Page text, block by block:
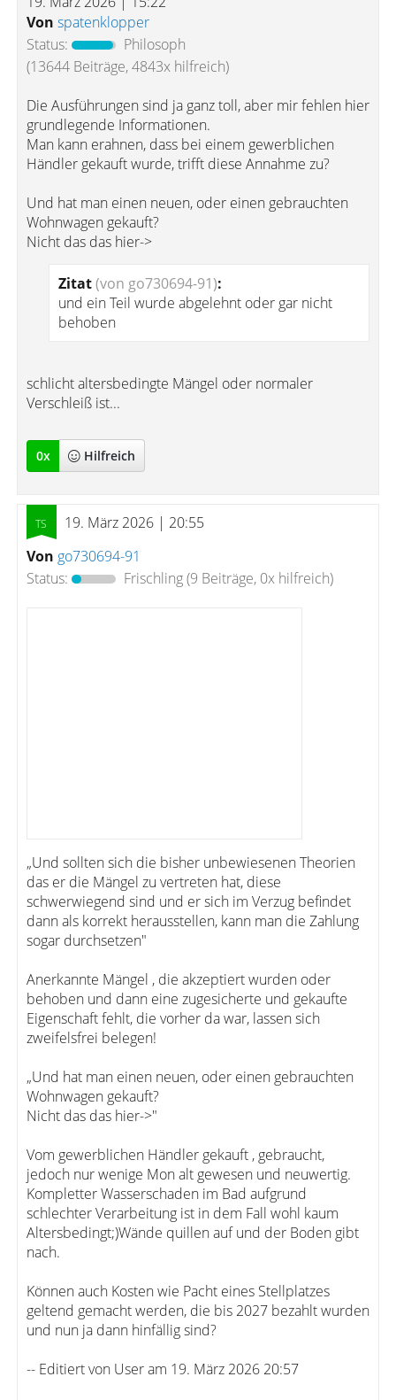
Von spatenklopper
Status:
Philosoph
(13644 Beiträge, 4843x hilfreich)
Die Ausführungen sind ja ganz toll, aber mir fehlen hier
grundlegende Informationen.
Man kann erahnen, dass bei einem gewerblichen
Händler gekauft wurde, trifft diese Annahme zu?
Und hat man einen neuen, oder einen gebrauchten
Wohnwagen gekauft?
Nicht das das hier->
Zitat(von go730694-91):
und ein Teil wurde abgelehnt oder gar nicht
behoben
schlicht altersbedingte Mängel oder normaler
Verschleiß ist...
0x Hilfreich
19. März 2026 | 20:55
Von go730694-91
Status:
Frischling(9 Beiträge, 0x hilfreich)
„Und sollten sich die bisher unbewiesenen Theorien
das er die Mängel zu vertreten hat, diese
schwerwiegend sind und er sich im Verzug befindet
dann als korrekt herausstellen, kann man die Zahlung
sogar durchsetzen"
Anerkannte Mängel , die akzeptiert wurden oder
behoben und dann eine zugesicherte und gekaufte
Eigenschaft fehlt, die vorher da war, lassen sich
zweifelsfrei belegen!
„Und hat man einen neuen, oder einen gebrauchten
Wohnwagen gekauft?
Nicht das das hier->"
Vom gewerblichen Händler gekauft , gebraucht,
jedoch nur wenige Mon alt gewesen und neuwertig.
Kompletter Wasserschaden im Bad aufgrund
schlechter Verarbeitung ist in dem Fall wohl kaum
Altersbedingt;)Wände quillen auf und der Boden gibt
nach.
Können auch Kosten wie Pacht eines Stellplatzes
geltend gemacht werden, die bis 2027 bezahlt wurden
und nun ja dann hinfällig sind?
-- Editiert von User am 19. März 2026 20:57